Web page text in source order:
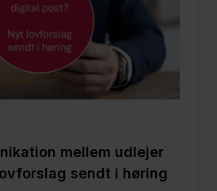
mellem udlejer
sendt i høring